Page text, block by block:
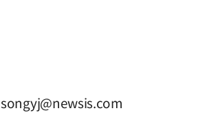
songyj@newsis.com